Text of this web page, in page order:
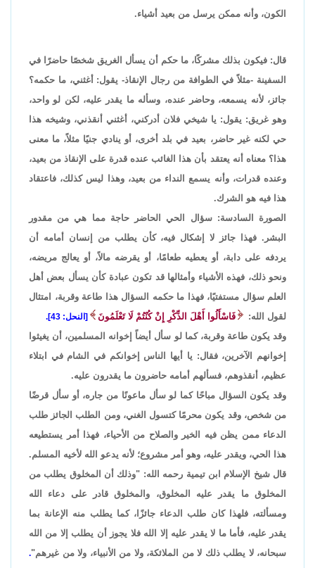
الكون، وأنه ممكن يرسل من بعيد أشياء.
قال: فيكون بذلك مشركًا، ما حكم أن يسأل الغريق شخصًا حاضرًا في
السفينة -مثلاً في الطوافة من رجال الإنقاذ- يقول: أغثني، ما حكمه؟
جائز، لأنه يسمعه، وحاضر عنده، وسأله ما يقدر عليه، لكن لو واحد،
وهو غريق: يقول: يا شيخي فلان أدركني، أغثني أنقذني، وشيخه هذا
حي لكنه غير حاضر، بعيد في بلد أخرى، أو ينادي جنيًا مثلاً، ما معنى
هذا؟ معناه أنه يعتقد بأن هذا الغائب عنده قدرة على الإنقاذ من بعيد،
وعنده قدرات، وأنه يسمع النداء من بعيد، وهذا ليس كذلك، فاعتقاد
هذا فيه هو الشرك.
الصورة السادسة: سؤال الحي الحاضر حاجة مما هي من مقدور
البشر. فهذا جائز لا إشكال فيه، كأن يطلب من إنسان أمامه أن
يردفه على دابة، أو يعطيه طعامًا، أو يقرضه مالاً، أو يعالج مريضه،
ونحو ذلك، فهذه الأشياء وأمثالها قد تكون عبادة كأن يسأل بعض أهل
العلم سؤال مستفتيًا، فهذا ما حكمه السؤال هذا طاعة وقربة، امتثال
لقول الله:
فَاسْأَلُوا أَهْلَ الذِّكْرِ إِنْ كُنْتُمْ لَا تَعْلَمُونَ [النحل: 43].
وقد يكون طاعة وقربة، كما لو سأل أيضاً إخوانه المسلمين، أن يغيثوا
إخوانهم الآخرين، فقال: يا أيها الناس إخوانكم في الشام في ابتلاء
عظيم، أنقذوهم، فسألهم أمامه حاضرون ما يقدرون عليه.
وقد يكون السؤال مباحًا كما لو سأل ماعونًا من جاره، أو سأل قرضًا
من شخص، وقد يكون محرمًا كتسول الغني، ومن الطلب الجائز طلب
الدعاء ممن يظن فيه الخير والصلاح من الأحياء، فهذا أمر يستطيعه
هذا الحي، ويقدر عليه، وهو أمر مشروع؛ لأنه يدعو الله لأخيه المسلم.
قال شيخ الإسلام ابن تيمية رحمه الله: "وذلك أن المخلوق يطلب من
المخلوق ما يقدر عليه المخلوق، والمخلوق قادر على دعاء الله
ومسألته، فلهذا كان طلب الدعاء جائزًا، كما يطلب منه الإعانة بما
يقدر عليه، فأما ما لا يقدر عليه إلا الله فلا يجوز أن يطلب إلا من الله
سبحانه، لا يطلب ذلك لا من الملائكة، ولا من الأنبياء، ولا من غيرهم".